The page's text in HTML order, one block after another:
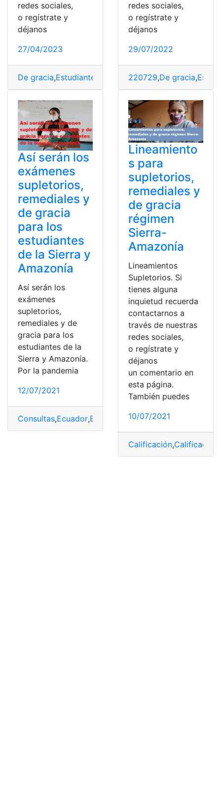
redes sociales,
o regístrate y
déjanos
27/04/2023
De gracia,Estudiantes Exámenes,periodo de gracia
redes sociales,
o regístrate y
déjanos
29/07/2022
220729,De gracia,
Así serán los
exámenes
supletorios,
remediales y
de gracia
para los
estudiantes
de la Sierra y
Amazonía
Así serán los
exámenes
supletorios,
remediales y de
gracia para los
estudiantes de la
Sierra y Amazonía.
Por la pandemia
12/07/2021
Consultas,Ecuador,Educación ,Examen,Exámenes
Lineamiento
s para
supletorios,
remediales y
de gracia
régimen
Sierra-
Amazonía
Lineamientos
Supletorios. Si
tienes alguna
inquietud recuerda
contactarnos a
través de nuestras
redes sociales,
o regístrate y
déjanos
un comentario en
esta página.
También puedes
10/07/2021
Calificación,